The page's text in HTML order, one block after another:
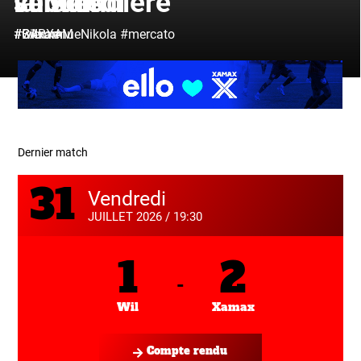
#CARXAM
#wilxam
#BienvenueNikola #mercato
#wilxam
Dernier match
31 Vendredi
JUILLET 2026 / 19:30
1
Wil
- 2
Xamax
Compte rendu